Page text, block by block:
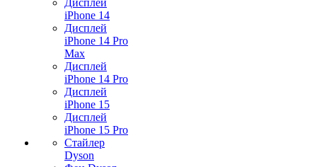
Дисплей
iPhone 14
Дисплей
iPhone 14 Pro
Max
Дисплей
iPhone 14 Pro
Дисплей
iPhone 15
Дисплей
iPhone 15 Pro
Стайлер
Dyson